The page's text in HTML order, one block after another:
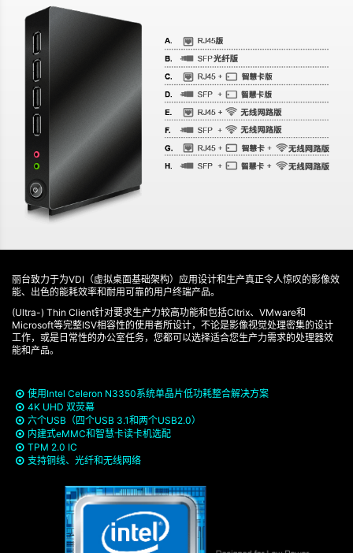
丽台致力于为VDI（虚拟桌面基础架构）应用设计和生产真正令人惊叹的影像效
能、出色的能耗效率和耐用可靠的用户终端产品。
(Ultra-) Thin Client针对要求生产力较高功能和包括Citrix、VMware和
Microsoft等完整ISV相容性的使用者所设计，不论是影像视觉处理密集的设计
工作，或是日常性的办公室任务，您都可以选择适合您生产力需求的处理器效
能和产品。
使用Intel Celeron N3350系统单晶片低功耗整合解决方案
4K UHD 双荧幕
六个USB（四个USB 3.1和两个USB2.0）
内建式eMMC和智慧卡读卡机选配
TPM 2.0 IC
支持铜线、光纤和无线网络